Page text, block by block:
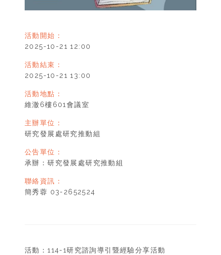
活動開始：
2025-10-21 12:00
活動結束：
2025-10-21 13:00
活動地點：
維澈6樓601會議室
主辦單位：
研究發展處研究推動組
公告單位：
承辦：研究發展處研究推動組
聯絡資訊：
簡秀蓉 03-2652524
活動：114-1研究諮詢導引暨經驗分享活動